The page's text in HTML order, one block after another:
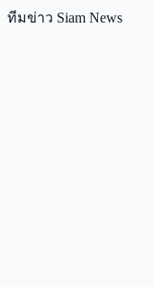
ทีมข่าว Siam News